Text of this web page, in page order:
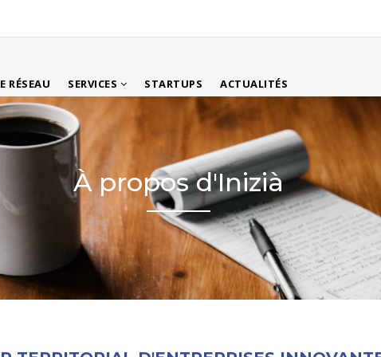
RÉSEAU SERVICES STARTUPS ACTUALITÉS
À propos d'Inizià